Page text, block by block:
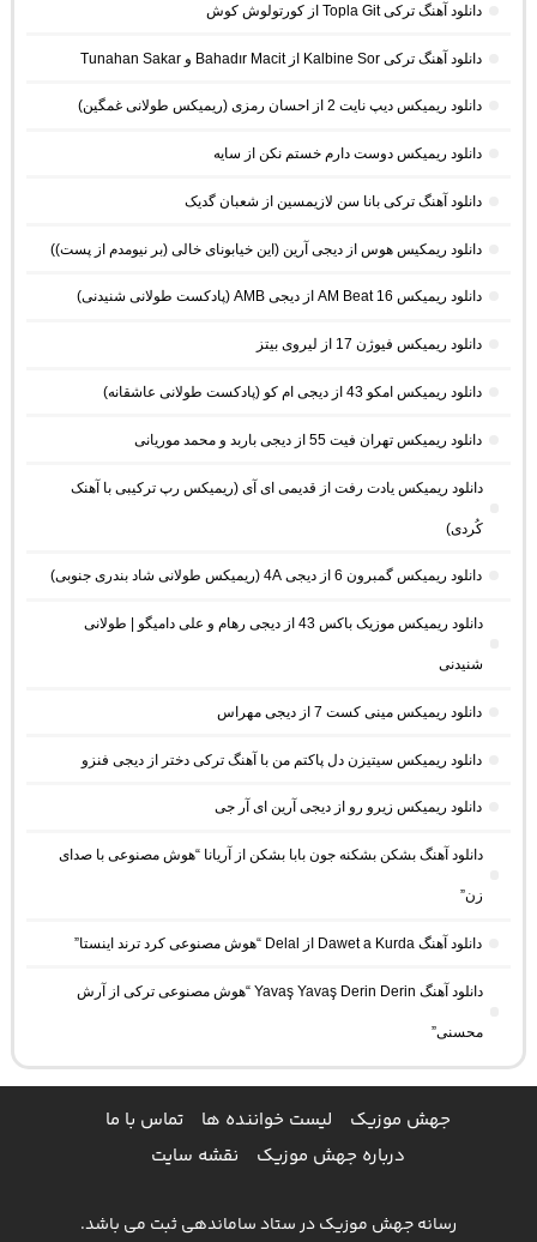
دانلود آهنگ ترکی Topla Git از کورتولوش کوش
دانلود آهنگ ترکی Kalbine Sor از Bahadır Macit و Tunahan Sakar
دانلود ریمیکس دیپ نایت 2 از احسان رمزی (ریمیکس طولانی غمگین)
دانلود ریمیکس دوست دارم خستم نکن از سایه
دانلود آهنگ ترکی بانا سن لازیمسین از شعبان گدیک
دانلود ریمکیس هوس از دیجی آرین (این خیابونای خالی (بر نیومدم از پست))
دانلود ریمیکس AM Beat 16 از دیجی AMB (پادکست طولانی شنیدنی)
دانلود ریمیکس فیوژن 17 از لیروی بیتز
دانلود ریمیکس امکو 43 از دیجی ام کو (پادکست طولانی عاشقانه)
دانلود ریمیکس تهران فیت 55 از دیجی باربد و محمد موریانی
دانلود ریمیکس یادت رفت از قدیمی ای آی (ریمیکس رپ ترکیبی با آهنک
کُردی)
دانلود ریمیکس گمبرون 6 از دیجی 4A (ریمیکس طولانی شاد بندری جنوبی)
دانلود ریمیکس موزیک باکس 43 از دیجی رهام و علی دامیگو | طولانی
شنیدنی
دانلود ریمیکس مینی کست 7 از دیجی مهراس
دانلود ریمیکس سیتیزن دل پاکتم من با آهنگ ترکی دختر از دیجی فنزو
دانلود ریمیکس زیرو رو از دیجی آرین ای آر جی
دانلود آهنگ بشکن بشکنه جون بابا بشکن از آریانا “هوش مصنوعی با صدای
زن”
دانلود آهنگ Dawet a Kurda از Delal “هوش مصنوعی کرد ترند اینستا”
دانلود آهنگ Yavaş Yavaş Derin Derin “هوش مصنوعی ترکی از آرش
محسنی”
جهش موزیک لیست خواننده ها
تماس با ما
درباره جهش موزیک
نقشه سایت
رسانه جهش موزیک در ستاد ساماندهی ثبت می باشد.